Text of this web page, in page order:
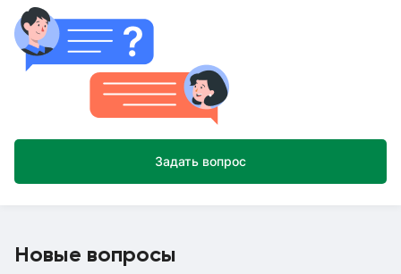
Задать вопрос
Новые вопросы